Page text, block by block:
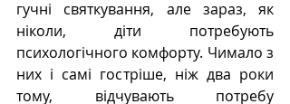
гучні святкування, але зараз, як
ніколи, діти потребують
психологічного комфорту. Чимало з
них і самі гостріше, ніж два роки
тому, відчувають потребу